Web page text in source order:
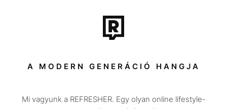
Tech-Tudomány
Sport
Társadalom
Utazás
A MODERN GENERÁCIÓ HANGJA
Mi vagyunk a REFRESHER. Egy olyan online lifestyle-